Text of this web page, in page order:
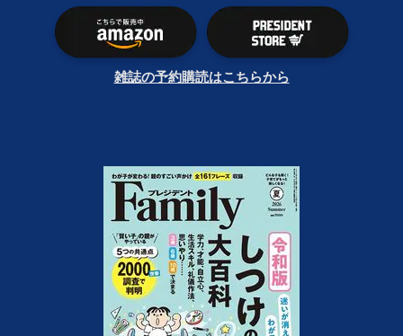
雑誌の予約購読はこちらから